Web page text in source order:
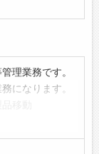
理業務です。
になります。